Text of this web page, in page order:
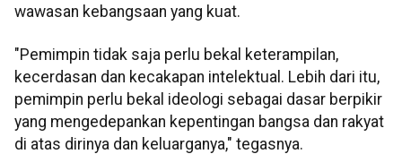
wawasan kebangsaan yang kuat.
"Pemimpin tidak saja perlu bekal keterampilan,
kecerdasan dan kecakapan intelektual. Lebih dari itu,
pemimpin perlu bekal ideologi sebagai dasar berpikir
yang mengedepankan kepentingan bangsa dan rakyat
di atas dirinya dan keluarganya," tegasnya.